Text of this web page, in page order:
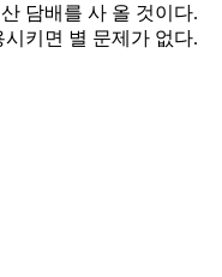
담배를 사 올 것이다.
키면 별 문제가 없다.